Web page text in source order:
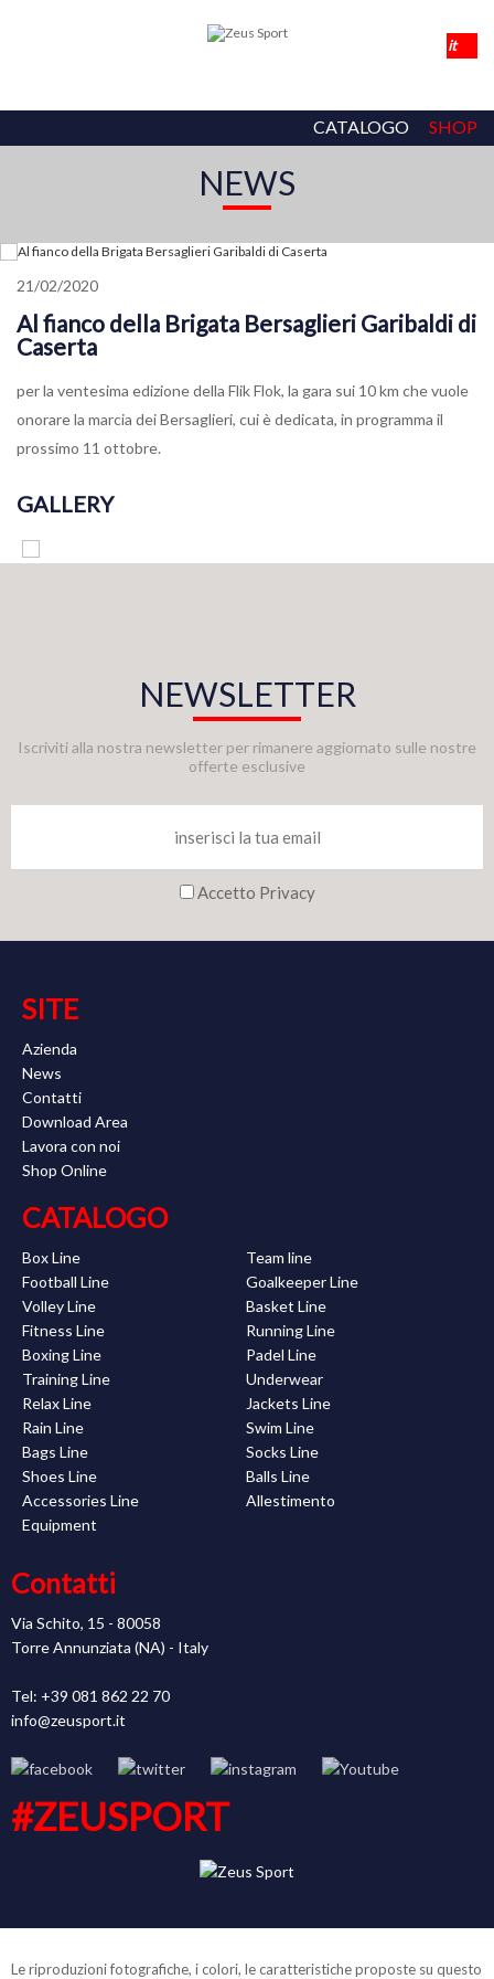
CATALOGO SHOP
NEWS
21/02/2020
Al fianco della Brigata Bersaglieri Garibaldi di
Caserta
per la ventesima edizione della Flik Flok, la gara sui 10 km che vuole
onorare la marcia dei Bersaglieri, cui è dedicata, in programma il
prossimo 11 ottobre.
GALLERY
NEWSLETTER
Iscriviti alla nostra newsletter per rimanere aggiornato sulle nostre
offerte esclusive
Accetto Privacy
SITE
Azienda
News
Contatti
Download Area
Lavora con noi
Shop Online
CATALOGO
Box Line
Team line
Football Line
Goalkeeper Line
Volley Line
Basket Line
Fitness Line
Running Line
Boxing Line
Padel Line
Training Line
Underwear
Relax Line
Jackets Line
Rain Line
Swim Line
Bags Line
Socks Line
Shoes Line
Balls Line
Accessories Line
Allestimento
Equipment
Contatti
Via Schito, 15 - 80058
Torre Annunziata (NA) - Italy
Tel: +39 081 862 22 70
info@zeusport.it
#ZEUSPORT
Le riproduzioni fotografiche, i colori, le caratteristiche proposte su questo